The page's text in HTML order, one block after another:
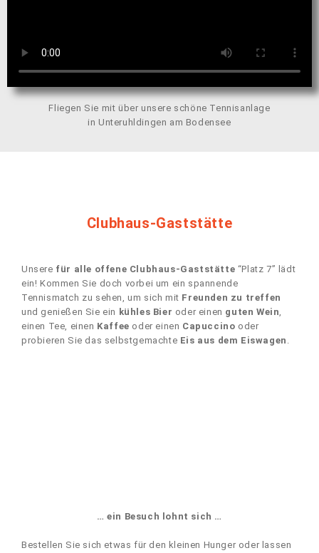
Fliegen Sie mit über unsere schöne Tennisanlage
in Unteruhldingen am Bodensee
Clubhaus-Gaststätte
Unsere für alle offene Clubhaus-Gaststätte “Platz 7” lädt
ein! Kommen Sie doch vorbei um ein spannende
Tennismatch zu sehen, um sich mit Freunden zu treffen
und genießen Sie ein kühles Bier oder einen guten Wein,
einen Tee, einen Kaffee oder einen Capuccino oder
probieren Sie das selbstgemachte Eis aus dem Eiswagen .
… ein Besuch lohnt sich …
Bestellen Sie sich etwas für den kleinen Hunger oder lassen